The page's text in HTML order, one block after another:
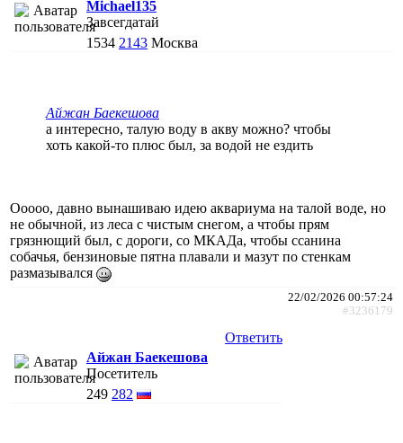
Michael135
Завсегдатай
1534 2143 Москва
Айжан Баекешова
а интересно, талую воду в акву можно? чтобы
хоть какой-то плюс был, за водой не ездить
Ооооо, давно вынашиваю идею аквариума на талой воде, но
не обычной, из леса с чистым снегом, а чтобы прям
грязнющий был, с дороги, со МКАДа, чтобы ссанина
собачья, бензиновые пятна плавали и мазут по стенкам
размазывался
22/02/2026 00:57:24
#3236179
Ответить
Айжан Баекешова
Посетитель
249 282